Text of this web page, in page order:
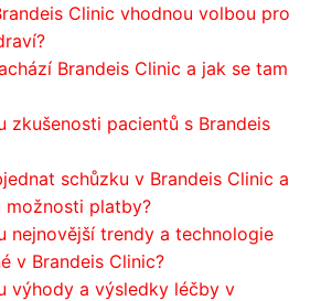
Clinic vhodnou volbou pro
Brandeis Clinic a jak se tam
zkušenosti pacientů s Brandeis
schůzku v Brandeis Clinic a
možnosti platby?
nejnovější trendy a technologie
v Brandeis Clinic?
výhody a výsledky léčby v